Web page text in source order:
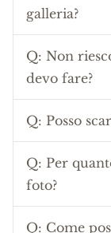
galleria?
Q: Non
devo fare?
Q: Posso
Q: Per
foto?
Q: Come